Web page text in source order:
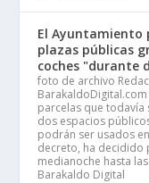
El Ayuntamiento
plazas públicas
coches "durante
foto de archivo
parcelas que
dos espacios
podrán ser usados
decreto, ha decidido
medianoche hasta
Barakaldo Digital